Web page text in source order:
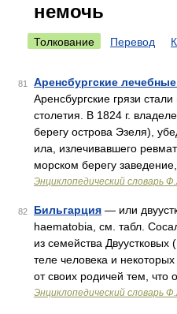
немочь
Толкование Перевод
81 Аренсбургские
Аренсбургские грязи
столетия. В 1824 г.
берегу острова Эзеля),
ила, излечивавшего
морском берегу
Энциклопедический словарь
82 Бильгарция — или
haematobia, см. табл.
из семейства
теле человека и
от своих родичей тем, что
Энциклопедический словарь